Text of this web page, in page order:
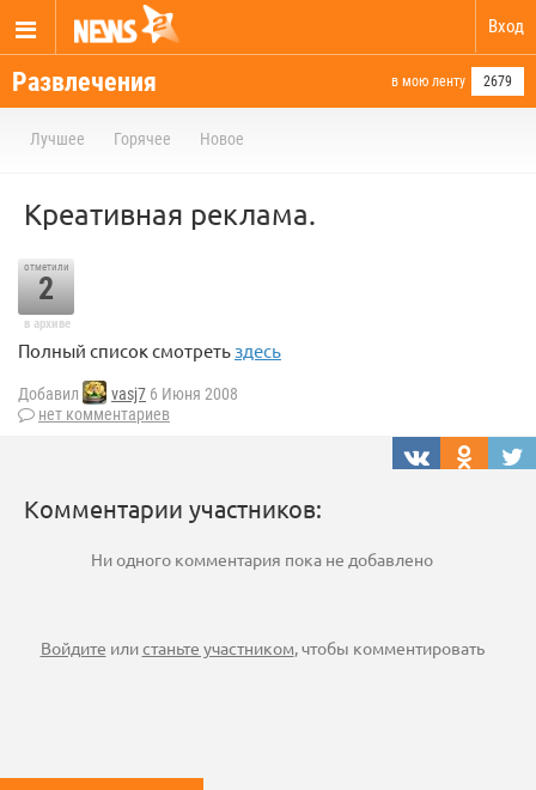
Вход
Развлечения в мою ленту 2679
Лучшее Горячее Новое
Креативная реклама.
отметили
2
в архиве
Полный список смотреть здесь
Добавил vasj7 6 Июня 2008
нет комментариев
Комментарии участников:
Ни одного комментария пока не добавлено
Войдите илистаньте участником, чтобы комментировать